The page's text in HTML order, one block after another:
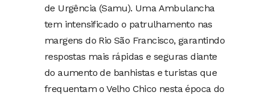
de Urgência (Samu). Uma Ambulancha
tem intensificado o patrulhamento nas
margens do Rio São Francisco, garantindo
respostas mais rápidas e seguras diante
do aumento de banhistas e turistas que
frequentam o Velho Chico nesta época do